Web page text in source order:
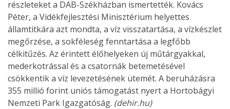
részleteket a DAB-Székházban ismertették. Kovács
Péter, a Vidékfejlesztési Minisztérium helyettes
államtitkára azt mondta, a víz visszatartása, a vízkészlet
megőrzése, a sokféleség fenntartása a legfőbb
célkitűzés. Az érintett élőhelyeken új műtárgyakkal,
mederkotrással és a csatornák betemetésével
csökkentik a víz levezetésének ütemét. A beruházásra
355 millió forint uniós támogatást nyert a Hortobágyi
Nemzeti Park Igazgatóság. (dehir.hu)